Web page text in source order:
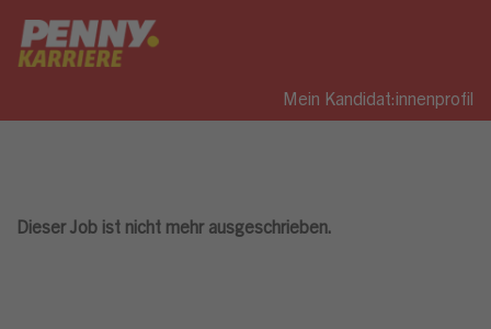
Mein Kandidat:innenprofil
Dieser Job ist nicht mehr ausgeschrieben.